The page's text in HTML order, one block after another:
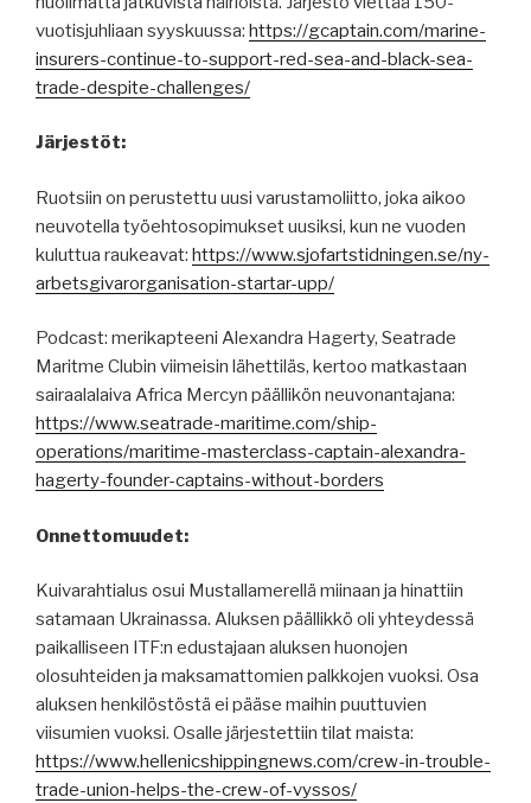
vuotisjuhliaan syyskuussa: https://gcaptain.com/marine-
insurers-continue-to-support-red-sea-and-black-sea-
trade-despite-challenges/
Järjestöt:
Ruotsiin on perustettu uusi varustamoliitto, joka aikoo
neuvotella työehtosopimukset uusiksi, kun ne vuoden
kuluttua raukeavat: https://www.sjofartstidningen.se/ny-
arbetsgivarorganisation-startar-upp/
Podcast: merikapteeni Alexandra Hagerty, Seatrade
Maritme Clubin viimeisin lähettiläs, kertoo matkastaan
sairaalalaiva Africa Mercyn päällikön neuvonantajana:
https://www.seatrade-maritime.com/ship-
operations/maritime-masterclass-captain-alexandra-
hagerty-founder-captains-without-borders
Onnettomuudet:
Kuivarahtialus osui Mustallamerellä miinaan ja hinattiin
satamaan Ukrainassa. Aluksen päällikkö oli yhteydessä
paikalliseen ITF:n edustajaan aluksen huonojen
olosuhteiden ja maksamattomien palkkojen vuoksi. Osa
aluksen henkilöstöstä ei pääse maihin puuttuvien
viisumien vuoksi. Osalle järjestettiin tilat maista:
https://www.hellenicshippingnews.com/crew-in-trouble-
trade-union-helps-the-crew-of-vyssos/